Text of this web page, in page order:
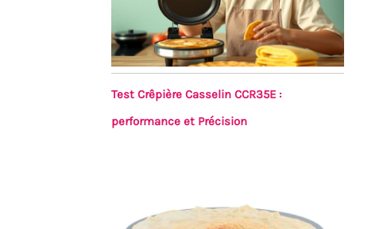
Test Crêpière Casselin CCR35E :
performance et Précision